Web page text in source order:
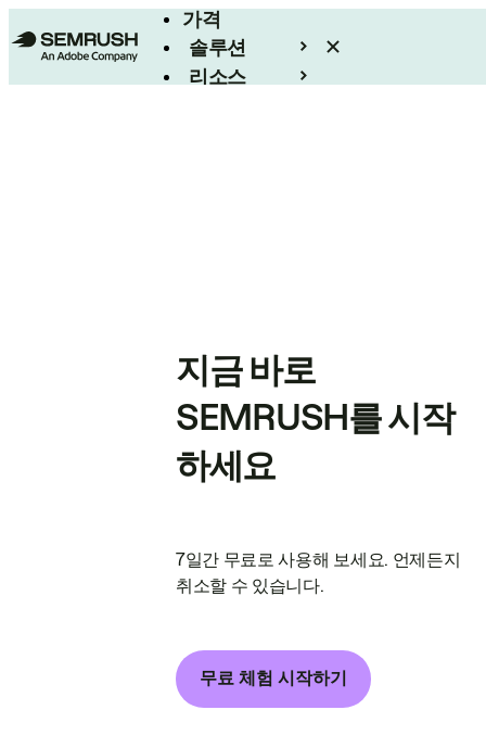
가격
솔루션
리소스
지금 바로
SEMRUSH를 시작
하세요
7일간 무료로 사용해 보세요. 언제든지
취소할 수 있습니다.
무료 체험 시작하기